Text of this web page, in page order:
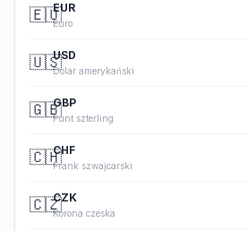
🇪🇺EUR
Euro
🇺🇸USD
Dolar amerykański
🇬🇧GBP
Funt szterling
🇨🇭CHF
Frank szwajcarski
🇨🇿CZK
Korona czeska